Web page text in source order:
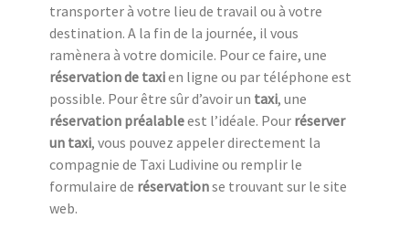
transporter à votre lieu de travail ou à votre
destination. A la fin de la journée, il vous
ramènera à votre domicile. Pour ce faire, une
réservation de taxien ligne ou par téléphone est
possible. Pour être sûr d’avoir un taxi, une
réservation préalableest l’idéale. Pour réserver
un taxi, vous pouvez appeler directement la
compagnie de Taxi Ludivine ou remplir le
formulaire de réservationse trouvant sur le site
web.